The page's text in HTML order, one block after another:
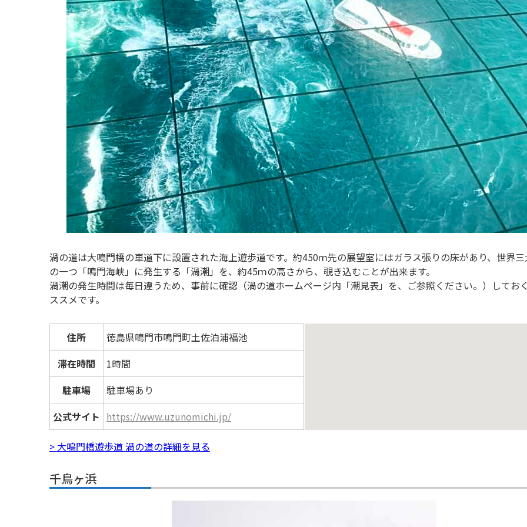
渦の道は大鳴門橋の車道下に設置された海上遊歩道です。約450ｍ先の展望室にはガラス張りの床があり、世界
の一つ「鳴門海峡」に発生する「渦潮」を、約45ｍの高さから、覗き込むことが出来ます。
渦潮の発生時間は毎日違うため、事前に確認（渦の道ホームページ内「潮見表」を、ご参照ください。）してお
ススメです。
住所
徳島県鳴門市鳴門町土佐泊浦福池
滞在時間
1時間
駐車場
駐車場あり
公式サイト https://www.uzunomichi.jp/
> 大鳴門橋遊歩道 渦の道の詳細を見る
千鳥ヶ浜